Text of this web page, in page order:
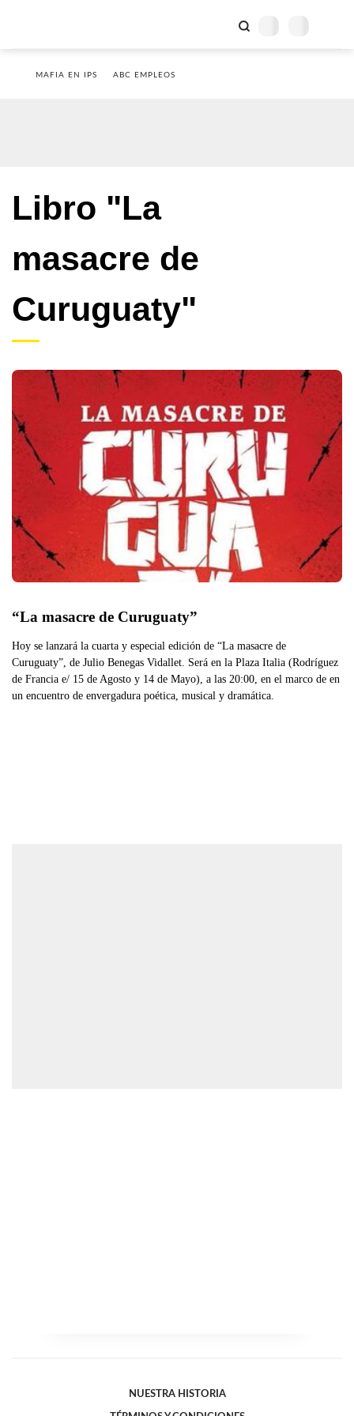
MAFIA EN IPS ABC EMPLEOS
Libro "La
masacre de
Curuguaty"
“La masacre de Curuguaty”
Hoy se lanzará la cuarta y especial edición de “La masacre de
Curuguaty”, de Julio Benegas Vidallet. Será en la Plaza Italia (Rodríguez
de Francia e/ 15 de Agosto y 14 de Mayo), a las 20:00, en el marco de en
un encuentro de envergadura poética, musical y dramática.
NUESTRA HISTORIA